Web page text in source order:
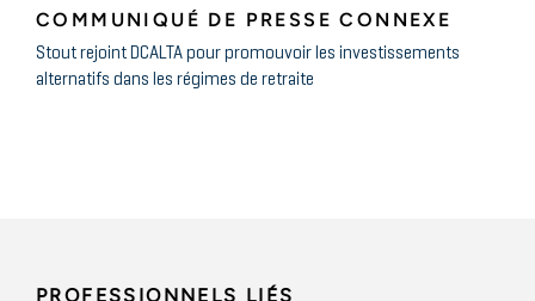
COMMUNIQUÉ DE PRESSE CONNEXE
Stout rejoint DCALTA pour promouvoir les investissements
alternatifs dans les régimes de retraite
PROFESSIONNELS LIÉS